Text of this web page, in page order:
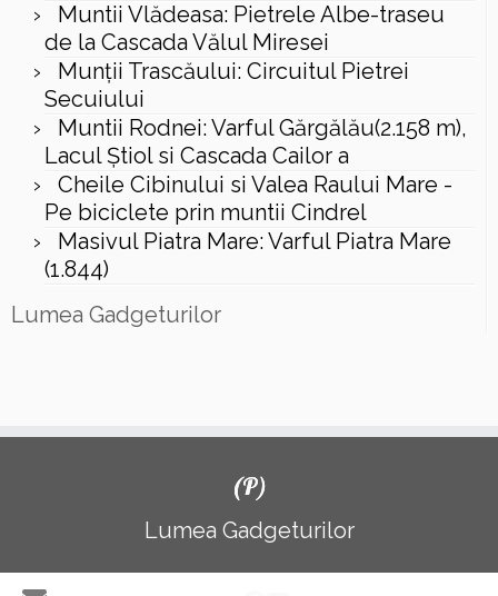
Muntii Vlădeasa: Pietrele Albe-traseu
de la Cascada Vălul Miresei
Munții Trascăului: Circuitul Pietrei
Secuiului
Muntii Rodnei: Varful Gărgălău(2.158 m),
Lacul Ştiol si Cascada Cailor a
Cheile Cibinului si Valea Raului Mare -
Pe biciclete prin muntii Cindrel
Masivul Piatra Mare: Varful Piatra Mare
(1.844)
Lumea Gadgeturilor
(P)
Lumea Gadgeturilor